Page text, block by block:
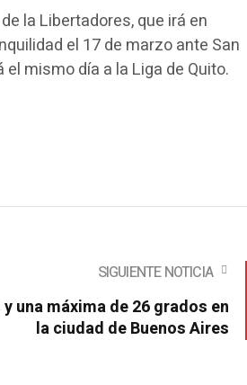
la Libertadores, que irá en
el 17 de marzo ante San
mismo día a la Liga de Quito.
SIGUIENTE NOTICIA
una máxima de 26 grados en
la ciudad de Buenos Aires